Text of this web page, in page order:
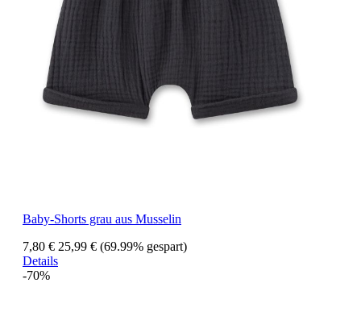
Baby-Shorts grau aus Musselin
7,80 € 25,99 € (69.99% gespart)
Details
-70%